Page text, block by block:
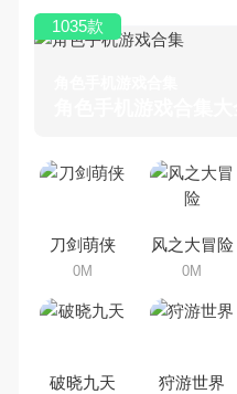
角色手机游戏合集
1035款
刀剑萌侠
0M
风之大冒险
0M
破晓九天 狩游世界